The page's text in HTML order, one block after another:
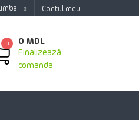
Limba Contul meu
0
0 MDL
Finalizează
comanda